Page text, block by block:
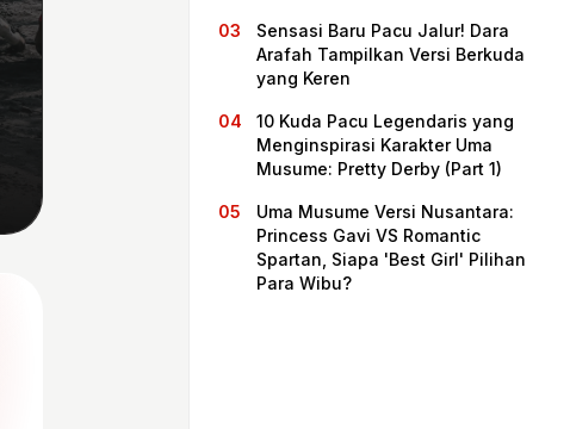
Sensasi Baru Pacu Jalur! Dara
Arafah Tampilkan Versi Berkuda
yang Keren
10 Kuda Pacu Legendaris yang
Menginspirasi Karakter Uma
Musume: Pretty Derby (Part 1)
Uma Musume Versi Nusantara:
Princess Gavi VS Romantic
Spartan, Siapa 'Best Girl' Pilihan
Para Wibu?